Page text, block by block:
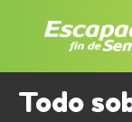
Todo